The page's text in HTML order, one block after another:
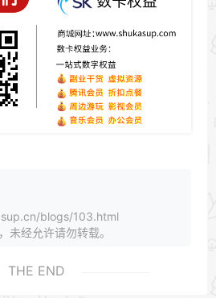
blogs/103.html
未经允许请勿转载。
THE END